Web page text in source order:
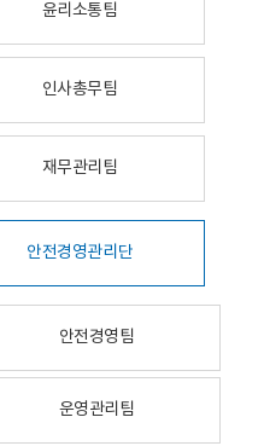
윤리소통팀
인사총무팀
재무관리팀
안전경영관리단
안전경영팀
운영관리팀